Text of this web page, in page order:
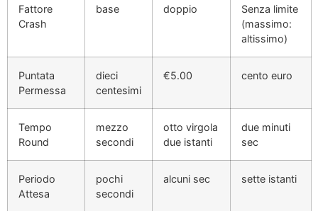
Fattore
Crash
base doppio
Senza limite
(massimo:
altissimo)
Puntata
Permessa
dieci
centesimi
€5.00 cento euro
Tempo
Round
mezzo
secondi
otto virgola
due istanti
due minuti
sec
Periodo
Attesa
pochi
secondi
alcuni sec sette istanti